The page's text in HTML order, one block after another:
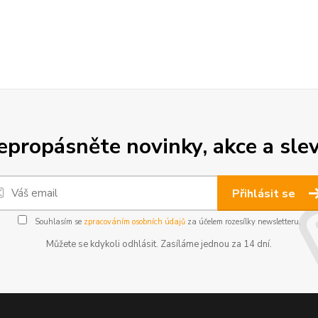
novinky, akce a
Přihlásit se
Souhlasím se zpracováním osobních údajůza účelem rozesílky newsletteru.
Můžete se kdykoli odhlásit. Zasíláme jednou za 14 dní.